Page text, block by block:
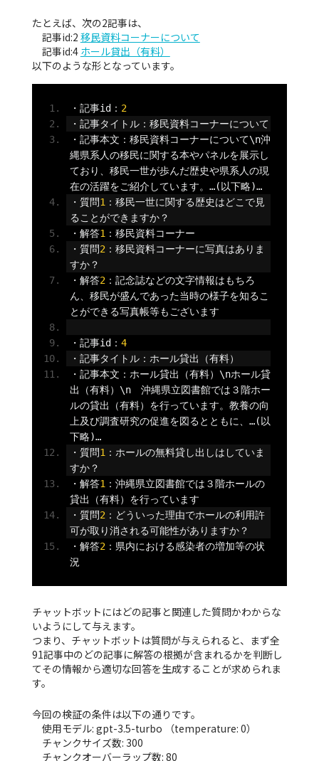
たとえば、次の2記事は、
記事id:2 移民資料コーナーについて
記事id:4 ホール貸出（有料）
以下のような形となっています。
・記事id ： 2
・記事タイトル：移民資料コーナーについて
・記事本文：移民資料コーナーについて\n沖
縄県系人の移民に関する本やパネルを展示し
ており、移民一世が歩んだ歴史や県系人の現
在の活躍をご紹介しています。…(以下略)…
・質問1 ：移民一世に関する歴史はどこで見
ることができますか？
・解答1 ：移民資料コーナー
・質問2 ：移民資料コーナーに写真はありま
すか？
・解答2：記念誌などの文字情報はもちろ
ん、移民が盛んであった当時の様子を知るこ
とができる写真帳等もございます
・記事id ： 4
・記事タイトル：ホール貸出（有料）
・記事本文：ホール貸出（有料） \nホール貸
出（有料） \n 沖縄県立図書館では３階ホー
ルの貸出（有料）を行っています。教養の向
上及び調査研究の促進を図るとともに、…(以
下略)…
・質問1 ：ホールの無料貸し出しはしていま
すか？
・解答1 ：沖縄県立図書館では３階ホールの
貸出（有料）を行っています
・質問2 ：どういった理由でホールの利用許
可が取り消される可能性がありますか？
・解答2：県内における感染者の増加等の状
況
チャットボットにはどの記事と関連した質問かわからな
いようにして与えます。
つまり、チャットボットは質問が与えられると、まず全
91記事中のどの記事に解答の根拠が含まれるかを判断し
てその情報から適切な回答を生成することが求められま
す。
今回の検証の条件は以下の通りです。
使用モデル: gpt-3.5-turbo （temperature: 0）
チャンクサイズ数: 300
チャンクオーバーラップ数: 80